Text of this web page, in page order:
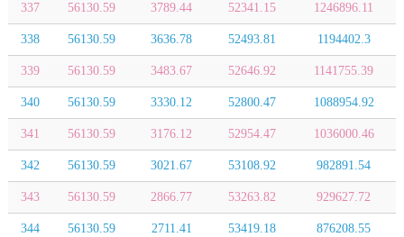
337 56130.59 3789.44 52341.15 1246896.11
338 56130.59 3636.78 52493.81 1194402.3
339 56130.59 3483.67 52646.92 1141755.39
340 56130.59 3330.12 52800.47 1088954.92
341 56130.59 3176.12 52954.47 1036000.46
342 56130.59 3021.67 53108.92 982891.54
343 56130.59 2866.77 53263.82 929627.72
344 56130.59 2711.41 53419.18 876208.55